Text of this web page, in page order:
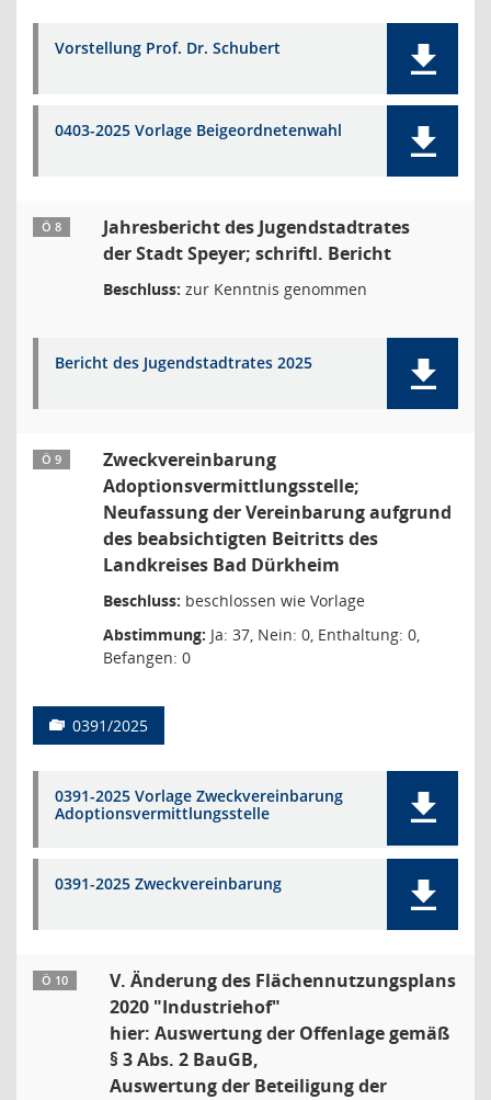
Vorstellung Prof. Dr. Schubert
0403-2025 Vorlage Beigeordnetenwahl
Ö 8
Jahresbericht des Jugendstadtrates
der Stadt Speyer; schriftl. Bericht
Beschluss: zur Kenntnis genommen
Bericht des Jugendstadtrates 2025
Ö 9
Zweckvereinbarung
Adoptionsvermittlungsstelle;
Neufassung der Vereinbarung aufgrund
des beabsichtigten Beitritts des
Landkreises Bad Dürkheim
Beschluss: beschlossen wie Vorlage
Abstimmung: Ja: 37, Nein: 0, Enthaltung: 0,
Befangen: 0
0391/2025
0391-2025 Vorlage Zweckvereinbarung
Adoptionsvermittlungsstelle
0391-2025 Zweckvereinbarung
Ö 10
V. Änderung des Flächennutzungsplans
2020 "Industriehof"
hier: Auswertung der Offenlage gemäß
§ 3 Abs. 2 BauGB,
Auswertung der Beteiligung der